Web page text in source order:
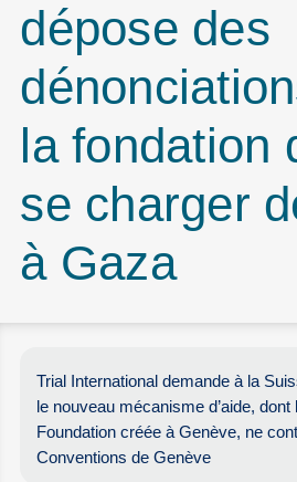
dépose des
la fondation
se charger
à Gaza
Trial International demande à la
le nouveau mécanisme d’aide,
Foundation créée à Genève, ne
Conventions de Genève